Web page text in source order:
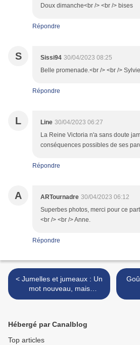
Doux dimanche<br /> <br /> bises
Répondre
S Sissi94 30/04/2023 08:25
Belle promenade.<br /> <br /> Sylvie
Répondre
L Line 30/04/2023 06:27
La Reine Victoria n'a sans doute
conséquences possibles de ses
Répondre
A ARTournadre 30/04/2023 06:12
Superbes photos, merci pour ce
<br /> <br /> Anne.
Répondre
< Jumelles et jumeaux : Un
mot nouveau, mais
compliqué !
Hébergé par Canalblog
Top articles